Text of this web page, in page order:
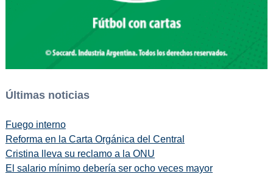
Últimas noticias
Fuego interno
Reforma en la Carta Orgánica del Central
Cristina lleva su reclamo a la ONU
El salario mínimo debería ser ocho veces mayor